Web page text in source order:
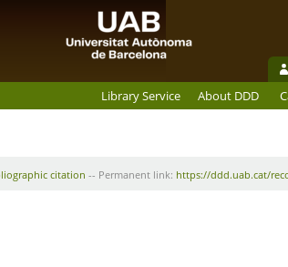
Library Service About DDD
citation -- Permanent link: https://ddd.uab.cat/